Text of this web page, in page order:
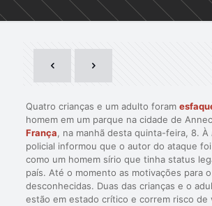
Quatro crianças e um adulto foram
homem em um parque na cidade de
França, na manhã desta quinta-feira, 8. À
policial informou que o autor do ataque
como um homem sírio que tinha status
país. Até o momento as motivações para
desconhecidas. Duas das crianças e o
estão em estado crítico e correm risco de